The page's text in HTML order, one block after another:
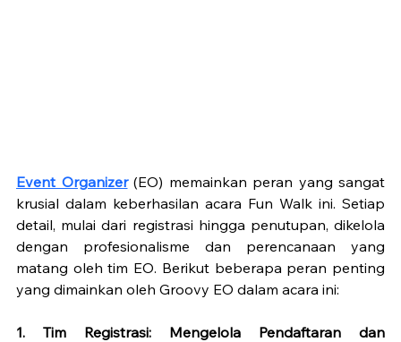
Event Organizer (EO) memainkan peran yang sangat
krusial dalam keberhasilan acara Fun Walk ini. Setiap
detail, mulai dari registrasi hingga penutupan, dikelola
dengan profesionalisme dan perencanaan yang
matang oleh tim EO. Berikut beberapa peran penting
yang dimainkan oleh Groovy EO dalam acara ini:
1. Tim Registrasi: Mengelola Pendaftaran dan